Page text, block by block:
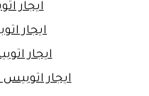
ايجار
ايجار
ايجار
ايجار